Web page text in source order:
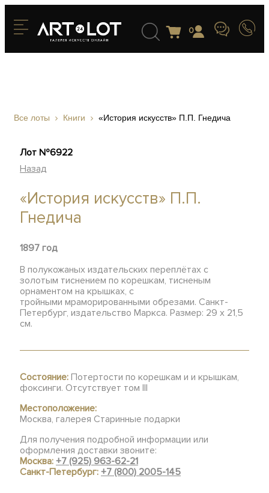
0
Все лоты Книги «История искусств» П.П. Гнедича
Лот №6922
Назад
«История искусств» П.П.
Гнедича
1897 год
В полукожаных издательских переплётах с
золотым тиснением по корешкам, тисненым
орнаментом на крышках, с
тройными мраморированными обрезами. Санкт-
Петербург, издательство Маркса. Размер: 29 х 21,5
см.
Состояние: Потертости по корешкам и и крышкам,
фоксинги. Отсутствует том III
Местоположение:
Москва, галерея Старинные подарки
Для получения подробной информации или
оформления доставки звоните:
Москва:+7 (925) 963-62-21
Санкт-Петербург:+7 (800) 2005-145